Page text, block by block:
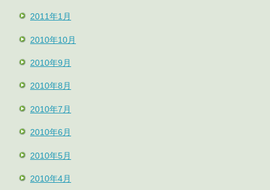
2011年1月
2010年10月
2010年9月
2010年8月
2010年7月
2010年6月
2010年5月
2010年4月